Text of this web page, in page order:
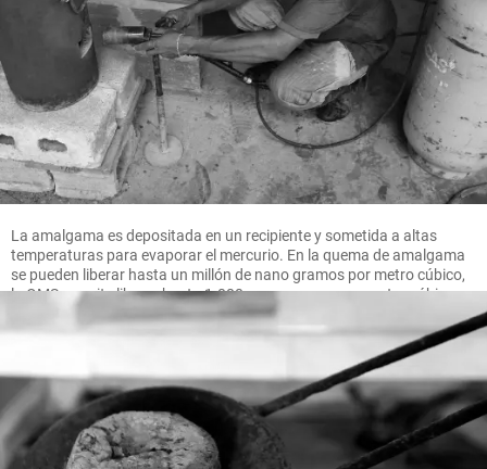
La amalgama es depositada en un recipiente y sometida a altas
temperaturas para evaporar el mercurio. En la quema de amalgama
se pueden liberar hasta un millón de nano gramos por metro cúbico,
la OMS permite liberar hasta 1.000 nano gramos por metro cúbico.